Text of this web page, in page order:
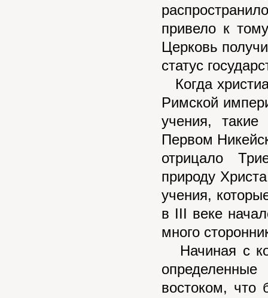
привело к
Церковь
статус
Когда
Римской
учения,
Первом
отрицало
природу
учения,
в III веке
много
Начиная с
востоком, что